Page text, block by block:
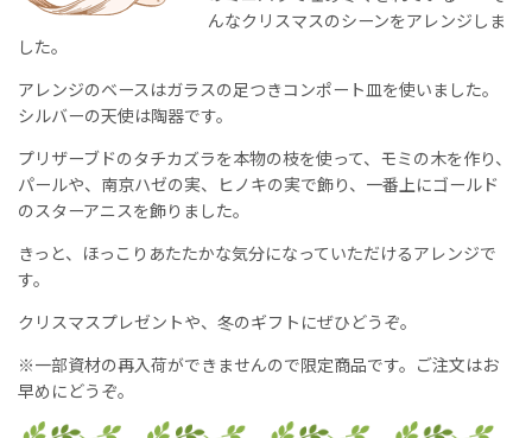
んなクリスマスのシーンをアレンジしま
した。
アレンジのベースはガラスの足つきコンポート皿を使いました。
シルバーの天使は陶器です。
プリザーブドのタチカズラを本物の枝を使って、モミの木を作り、
パールや、南京ハゼの実、ヒノキの実で飾り、一番上にゴールド
のスターアニスを飾りました。
きっと、ほっこりあたたかな気分になっていただけるアレンジで
す。
クリスマスプレゼントや、冬のギフトにぜひどうぞ。
※一部資材の再入荷ができませんので限定商品です。ご注文はお
早めにどうぞ。